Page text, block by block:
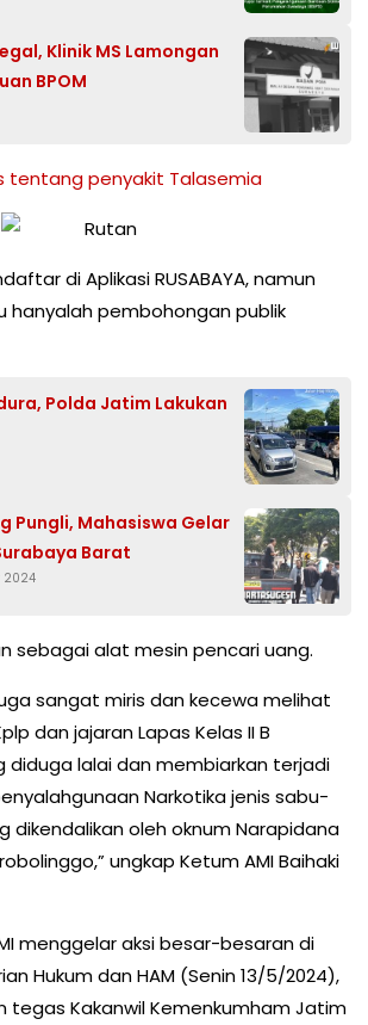
Klinik MS Lamongan
BPOM
tentang penyakit Talasemia
di Aplikasi RUSABAYA, namun
hanyalah pembohongan publik
Polda Jatim Lakukan
Pungli, Mahasiswa Gelar
Barat
2024
sebagai alat mesin pencari uang.
sangat miris dan kecewa melihat
dan jajaran Lapas Kelas II B
diduga lalai dan membiarkan terjadi
Narkotika jenis sabu-
dikendalikan oleh oknum Narapidana
ungkap Ketum AMI Baihaki
menggelar aksi besar-besaran di
Hukum dan HAM (Senin 13/5/2024),
tegas Kakanwil Kemenkumham Jatim